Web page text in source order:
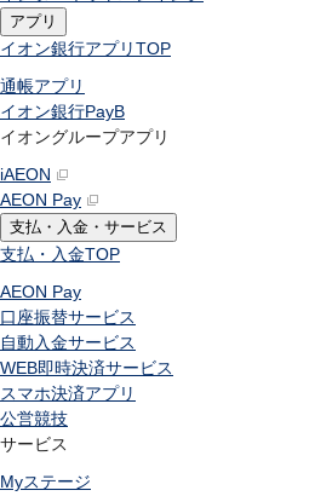
アプリ
イオン銀行アプリTOP
通帳アプリ
イオン銀行PayB
イオングループアプリ
iAEON
AEON Pay
支払・入金・サービス
支払・入金TOP
AEON Pay
口座振替サービス
自動入金サービス
WEB即時決済サービス
スマホ決済アプリ
公営競技
サービス
Myステージ